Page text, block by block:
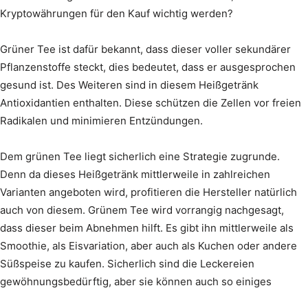
Kryptowährungen für den Kauf wichtig werden?
Grüner Tee ist dafür bekannt, dass dieser voller sekundärer
Pflanzenstoffe steckt, dies bedeutet, dass er ausgesprochen
gesund ist. Des Weiteren sind in diesem Heißgetränk
Antioxidantien enthalten. Diese schützen die Zellen vor freien
Radikalen und minimieren Entzündungen.
Dem grünen Tee liegt sicherlich eine Strategie zugrunde.
Denn da dieses Heißgetränk mittlerweile in zahlreichen
Varianten angeboten wird, profitieren die Hersteller natürlich
auch von diesem. Grünem Tee wird vorrangig nachgesagt,
dass dieser beim Abnehmen hilft. Es gibt ihn mittlerweile als
Smoothie, als Eisvariation, aber auch als Kuchen oder andere
Süßspeise zu kaufen. Sicherlich sind die Leckereien
gewöhnungsbedürftig, aber sie können auch so einiges